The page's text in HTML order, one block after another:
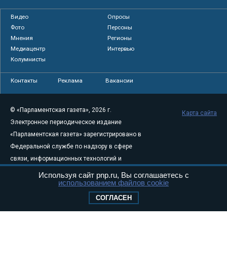
Видео
Опросы
Фото
Персоны
Мнения
Регионы
Медиацентр
Интервью
Колумнисты
Контакты Реклама Вакансии
© «Парламентская газета», 2026 г.
Электронное периодическое издание
«Парламентская газета» зарегистрировано в
Федеральной службе по надзору в сфере
связи, информационных технологий и
августа 2011 года. 18+
Свидетельство о регистрации Эл № ФС77-
Карта сайта
Используя сайт pnp.ru, Вы соглашаетесь с
использованием файлов cookie
СОГЛАСЕН